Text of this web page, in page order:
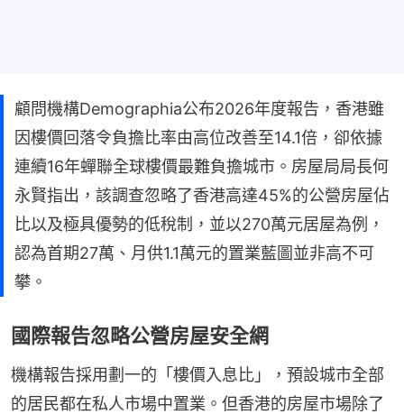
顧問機構Demographia公布2026年度報告，香港雖
因樓價回落令負擔比率由高位改善至14.1倍，卻依據
連續16年蟬聯全球樓價最難負擔城市。房屋局局長何
永賢指出，該調查忽略了香港高達45%的公營房屋佔
比以及極具優勢的低稅制，並以270萬元居屋為例，
認為首期27萬、月供1.1萬元的置業藍圖並非高不可
攀。
國際報告忽略公營房屋安全網
機構報告採用劃一的「樓價入息比」，預設城市全部
的居民都在私人市場中置業。但香港的房屋市場除了